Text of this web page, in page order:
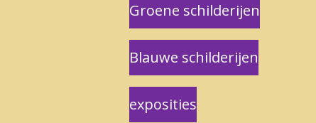
Groene schilderijen
Blauwe schilderijen
exposities